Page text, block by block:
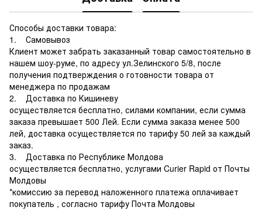
Способы доставки товара:
1. Самовывоз
Клиент может забрать заказанный товар самостоятельно в
нашем шоу-руме, по адресу ул.Зелинского 5/8, после
получения подтверждения о готовности товара от
менеджера по продажам
2. Доставка по Кишиневу
осуществляется бесплатно, силами компании, если сумма
заказа превышает 500 Лей. Если сумма заказа менее 500
лей, доставка осуществляется по тарифу 50 лей за каждый
заказ.
3. Доставка по Республике Молдова
осуществляется бесплатно, услугами Curier Rapid от Почты
Молдовы
*комиссию за перевод наложенного платежа оплачивает
покупатель , согласно тарифу Почта Молдовы